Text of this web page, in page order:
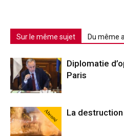
Sur le même sujet Du même
Diplomatie
Paris
Abonné La